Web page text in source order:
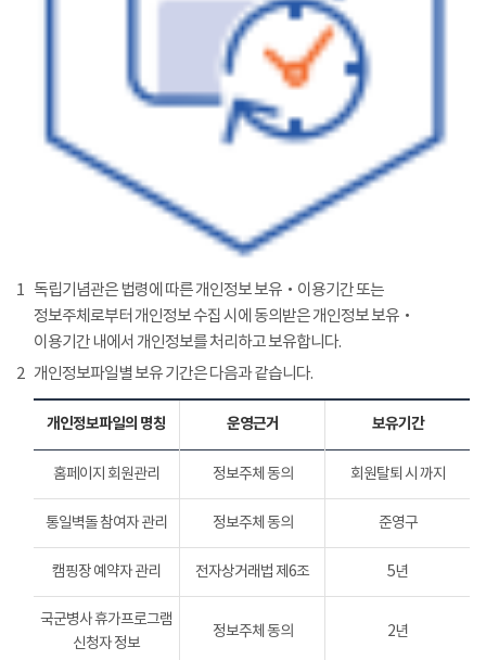
1 독립기념관은 법령에 따른 개인정보 보유‧이용기간 또는
정보주체로부터 개인정보 수집 시에 동의받은 개인정보 보유‧
이용기간 내에서 개인정보를 처리하고 보유합니다.
2 개인정보파일별 보유 기간은 다음과 같습니다.
개인정보파일의 명칭 운영근거 보유기간
홈페이지 회원관리 정보주체 동의 회원탈퇴 시 까지
통일벽돌 참여자 관리 정보주체 동의 준영구
캠핑장 예약자 관리 전자상거래법 제6조 5년
국군병사 휴가프로그램
신청자 정보
정보주체 동의 2년